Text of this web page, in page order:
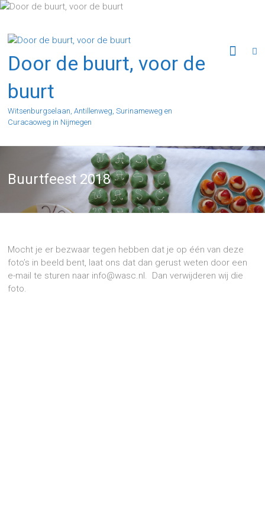
Ga
de
inhoud
Door de buurt, voor de
buurt
Witsenburgselaan, Antillenweg, Surinameweg en
Curacaoweg in Nijmegen
Buurtfeest 2018
Mocht je er bezwaar tegen hebben dat je op één van deze
foto’s in beeld bent, laat ons dat dan gerust weten door een
e-mail te sturen naar info@wasc.nl. Dan verwijderen wij die
foto.